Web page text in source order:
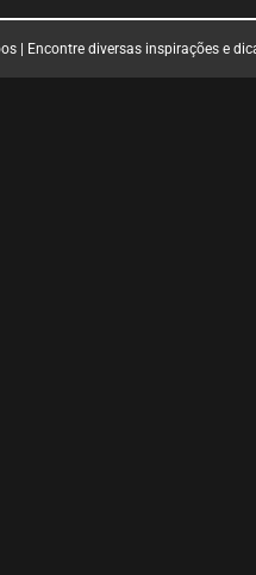
| Encontre diversas inspirações e